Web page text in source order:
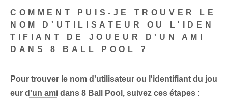
COMMENT PUIS-JE TROUVER LE
NOM D'UTILISATEUR OU L'IDEN
TIFIANT DE JOUEUR D'UN AMI
DANS 8 BALL POOL ?
Pour trouver le nom d'utilisateur ou l'identifiant du jou
eur d'un ami dans 8 Ball Pool, suivez ces étapes :